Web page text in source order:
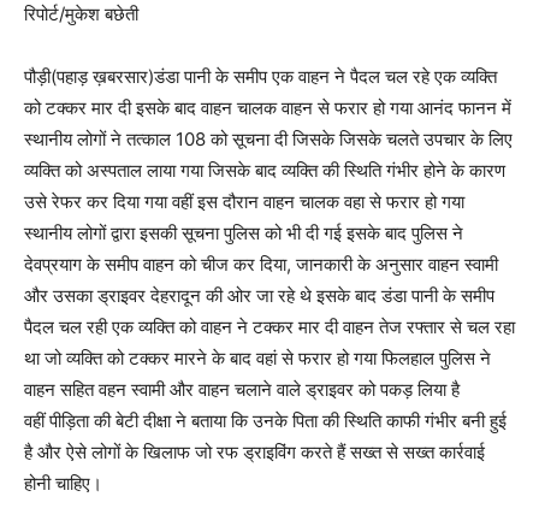
रिपोर्ट/मुकेश बछेती
पौड़ी(पहाड़ ख़बरसार)डंडा पानी के समीप एक वाहन ने पैदल चल रहे एक व्यक्ति
को टक्कर मार दी इसके बाद वाहन चालक वाहन से फरार हो गया आनंद फानन में
स्थानीय लोगों ने तत्काल 108 को सूचना दी जिसके जिसके चलते उपचार के लिए
व्यक्ति को अस्पताल लाया गया जिसके बाद व्यक्ति की स्थिति गंभीर होने के कारण
उसे रेफर कर दिया गया वहीं इस दौरान वाहन चालक वहा से फरार हो गया
स्थानीय लोगों द्वारा इसकी सूचना पुलिस को भी दी गई इसके बाद पुलिस ने
देवप्रयाग के समीप वाहन को चीज कर दिया, जानकारी के अनुसार वाहन स्वामी
और उसका ड्राइवर देहरादून की ओर जा रहे थे इसके बाद डंडा पानी के समीप
पैदल चल रही एक व्यक्ति को वाहन ने टक्कर मार दी वाहन तेज रफ्तार से चल रहा
था जो व्यक्ति को टक्कर मारने के बाद वहां से फरार हो गया फिलहाल पुलिस ने
वाहन सहित वहन स्वामी और वाहन चलाने वाले ड्राइवर को पकड़ लिया है
वहीं पीड़िता की बेटी दीक्षा ने बताया कि उनके पिता की स्थिति काफी गंभीर बनी हुई
है और ऐसे लोगों के खिलाफ जो रफ ड्राइविंग करते हैं सख्त से सख्त कार्रवाई
होनी चाहिए।